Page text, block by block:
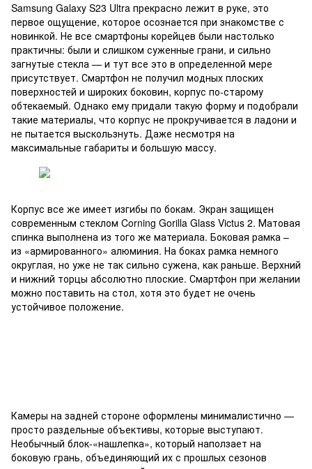
Samsung Galaxy S23 Ultra прекрасно лежит в руке, это
первое ощущение, которое осознается при знакомстве с
новинкой. Не все смартфоны корейцев были настолько
практичны: были и слишком суженные грани, и сильно
загнутые стекла — и тут все это в определенной мере
присутствует. Смартфон не получил модных плоских
поверхностей и широких боковин, корпус по-старому
обтекаемый. Однако ему придали такую форму и подобрали
такие материалы, что корпус не прокручивается в ладони и
не пытается выскользнуть. Даже несмотря на
максимальные габариты и большую массу.
Корпус все же имеет изгибы по бокам. Экран защищен
современным стеклом Corning Gorilla Glass Victus 2. Матовая
спинка выполнена из того же материала. Боковая рамка –
из «армированного» алюминия. На боках рамка немного
округлая, но уже не так сильно сужена, как раньше. Верхний
и нижний торцы абсолютно плоские. Смартфон при желании
можно поставить на стол, хотя это будет не очень
устойчивое положение.
Камеры на задней стороне оформлены минималистично —
просто раздельные объективы, которые выступают.
Необычный блок-«нашлепка», который наползает на
боковую грань, объединяющий их с прошлых сезонов